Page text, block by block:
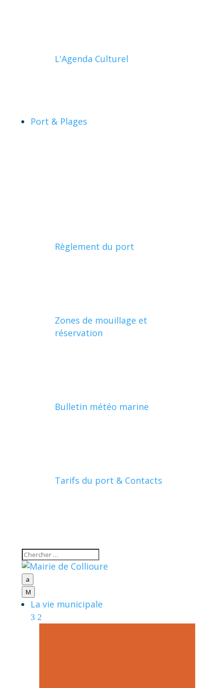
L'Agenda Culturel
Port & Plages
Règlement du port
Zones de mouillage et
réservation
Bulletin météo marine
Tarifs du port & Contacts
a
M
La vie municipale